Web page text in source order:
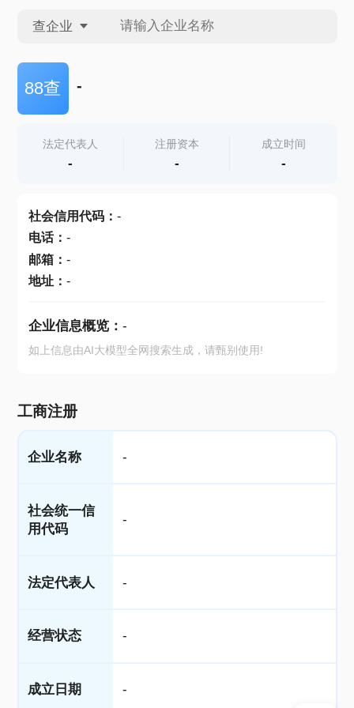
查企业
查企业
查产地
88查 -
法定代表人
-
注册资本
-
成立时间
-
社会信用代码： -
电话： -
邮箱： -
地址： -
企业信息概览： -
如上信息由AI大模型全网搜索生成，请甄别使用!
工商注册
企业名称 -
社会统一信
用代码
-
法定代表人 -
经营状态 -
成立日期 -